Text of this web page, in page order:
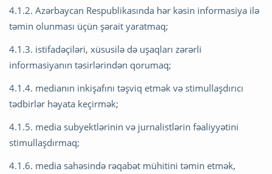
4.1.2. Azərbaycan Respublikasında hər kəsin informasiya ilə
təmin olunması üçün şərait yaratmaq;
4.1.3. istifadəçiləri, xüsusilə də uşaqları zərərli
informasiyanın təsirlərindən qorumaq;
4.1.4. medianın inkişafını təşviq etmək və stimullaşdırıcı
tədbirlər həyata keçirmək;
4.1.5. media subyektlərinin və jurnalistlərin fəaliyyətini
stimullaşdırmaq;
4.1.6. media sahəsində rəqabət mühitini təmin etmək,